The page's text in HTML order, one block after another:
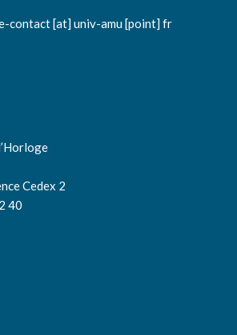
contact [at] univ-amu [point] fr
Cedex 2
40